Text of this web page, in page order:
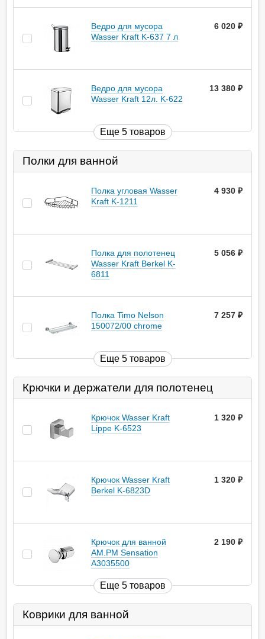
Ведро для мусора
Wasser Kraft K-637 7 л
6 020
Ведро для мусора
Wasser Kraft 12л. K-622
13 380
Еще 5 товаров
Полки для ванной
Полка угловая Wasser
Kraft K-1211
4 930
Полка для полотенец
Wasser Kraft Berkel K-
6811
5 056
Полка Timo Nelson
150072/00 chrome
7 257
Еще 5 товаров
Крючки и держатели для полотенец
Крючок Wasser Kraft
Lippe K-6523
1 320
Крючок Wasser Kraft
Berkel K-6823D
1 320
Крючок для ванной
AM.PM Sensation
A3035500
2 190
Еще 5 товаров
Коврики для ванной